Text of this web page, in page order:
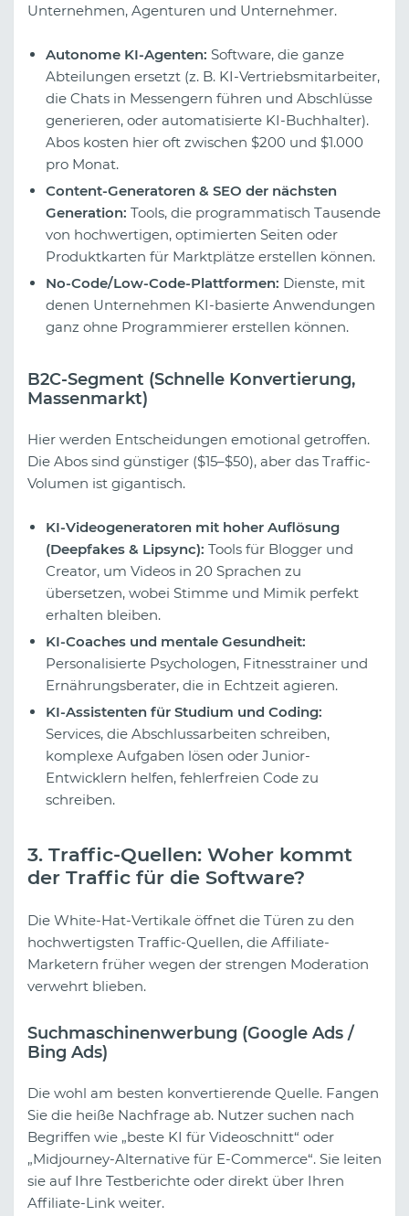
Unternehmen, Agenturen und Unternehmer.
Autonome KI-Agenten: Software, die ganze
Abteilungen ersetzt (z. B. KI-Vertriebsmitarbeiter,
die Chats in Messengern führen und Abschlüsse
generieren, oder automatisierte KI-Buchhalter).
Abos kosten hier oft zwischen $200 und $1.000
pro Monat.
Content-Generatoren & SEO der nächsten
Generation: Tools, die programmatisch Tausende
von hochwertigen, optimierten Seiten oder
Produktkarten für Marktplätze erstellen können.
No-Code/Low-Code-Plattformen: Dienste, mit
denen Unternehmen KI-basierte Anwendungen
ganz ohne Programmierer erstellen können.
B2C-Segment (Schnelle Konvertierung,
Massenmarkt)
Hier werden Entscheidungen emotional getroffen.
Die Abos sind günstiger ($15–$50), aber das Traffic-
Volumen ist gigantisch.
KI-Videogeneratoren mit hoher Auflösung
(Deepfakes & Lipsync): Tools für Blogger und
Creator, um Videos in 20 Sprachen zu
übersetzen, wobei Stimme und Mimik perfekt
erhalten bleiben.
KI-Coaches und mentale Gesundheit:
Personalisierte Psychologen, Fitnesstrainer und
Ernährungsberater, die in Echtzeit agieren.
KI-Assistenten für Studium und Coding:
Services, die Abschlussarbeiten schreiben,
komplexe Aufgaben lösen oder Junior-
Entwicklern helfen, fehlerfreien Code zu
schreiben.
3. Traffic-Quellen: Woher kommt
der Traffic für die Software?
Die White-Hat-Vertikale öffnet die Türen zu den
hochwertigsten Traffic-Quellen, die Affiliate-
Marketern früher wegen der strengen Moderation
verwehrt blieben.
Suchmaschinenwerbung (Google Ads /
Bing Ads)
Die wohl am besten konvertierende Quelle. Fangen
Sie die heiße Nachfrage ab. Nutzer suchen nach
Begriffen wie „beste KI für Videoschnitt“ oder
„Midjourney-Alternative für E-Commerce“. Sie leiten
sie auf Ihre Testberichte oder direkt über Ihren
Affiliate-Link weiter.